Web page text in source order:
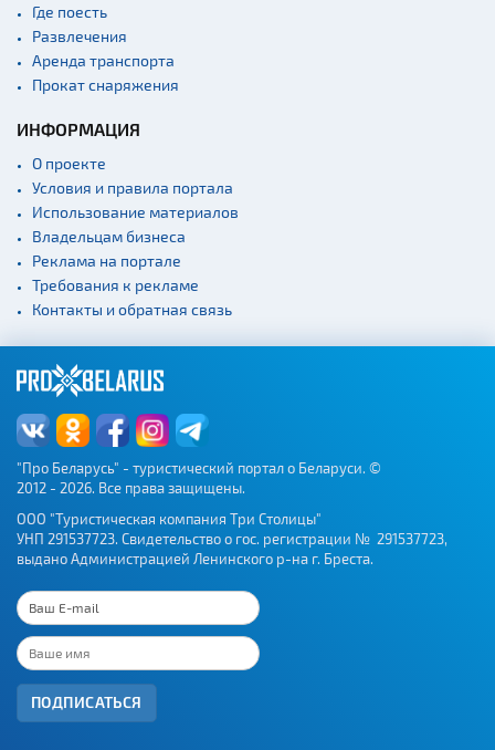
Где поесть
Развлечения
Аренда транспорта
Прокат снаряжения
ИНФОРМАЦИЯ
О проекте
Условия и правила портала
Использование материалов
Владельцам бизнеса
Реклама на портале
Требования к рекламе
Контакты и обратная связь
"Про Беларусь" - туристический портал о Беларуси. ©
2012 - 2026. Все права защищены.
ООО "Туристическая компания Три Столицы"
УНП 291537723. Свидетельство о гос. регистрации № 291537723,
выдано Администрацией Ленинского р-на г. Бреста.
ПОДПИСАТЬСЯ